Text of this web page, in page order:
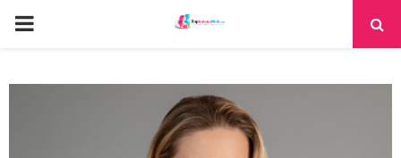
PRIMARY